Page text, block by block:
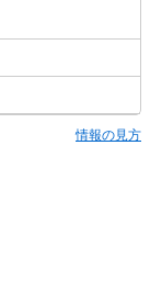
情報の見方